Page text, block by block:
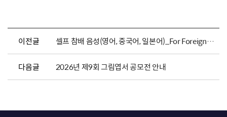
이전글 셀프 참배 음성(영어, 중국어, 일본어)_For Foreigners
다음글 2026년 제9회 그림엽서 공모전 안내